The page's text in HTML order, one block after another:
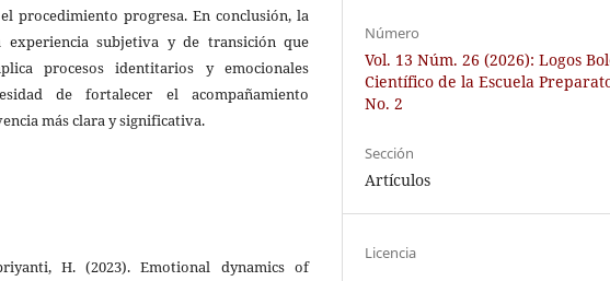
procedimiento progresa. En conclusión, la
subjetiva y de transición que
procesos identitarios y emocionales
de fortalecer el acompañamiento
más clara y significativa.
H. (2023). Emotional dynamics of
Número
Vol. 13 Núm. 26 (2026): Logos
Científico de la Escuela
No. 2
Sección
Artículos
Licencia